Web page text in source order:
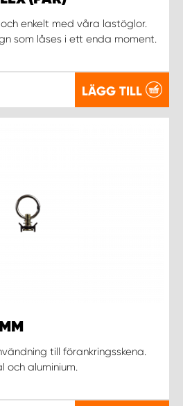
enkelt med våra lastöglor.
som låses i ett enda moment.
LÄGG TILL
till förankringsskena.
och aluminium.